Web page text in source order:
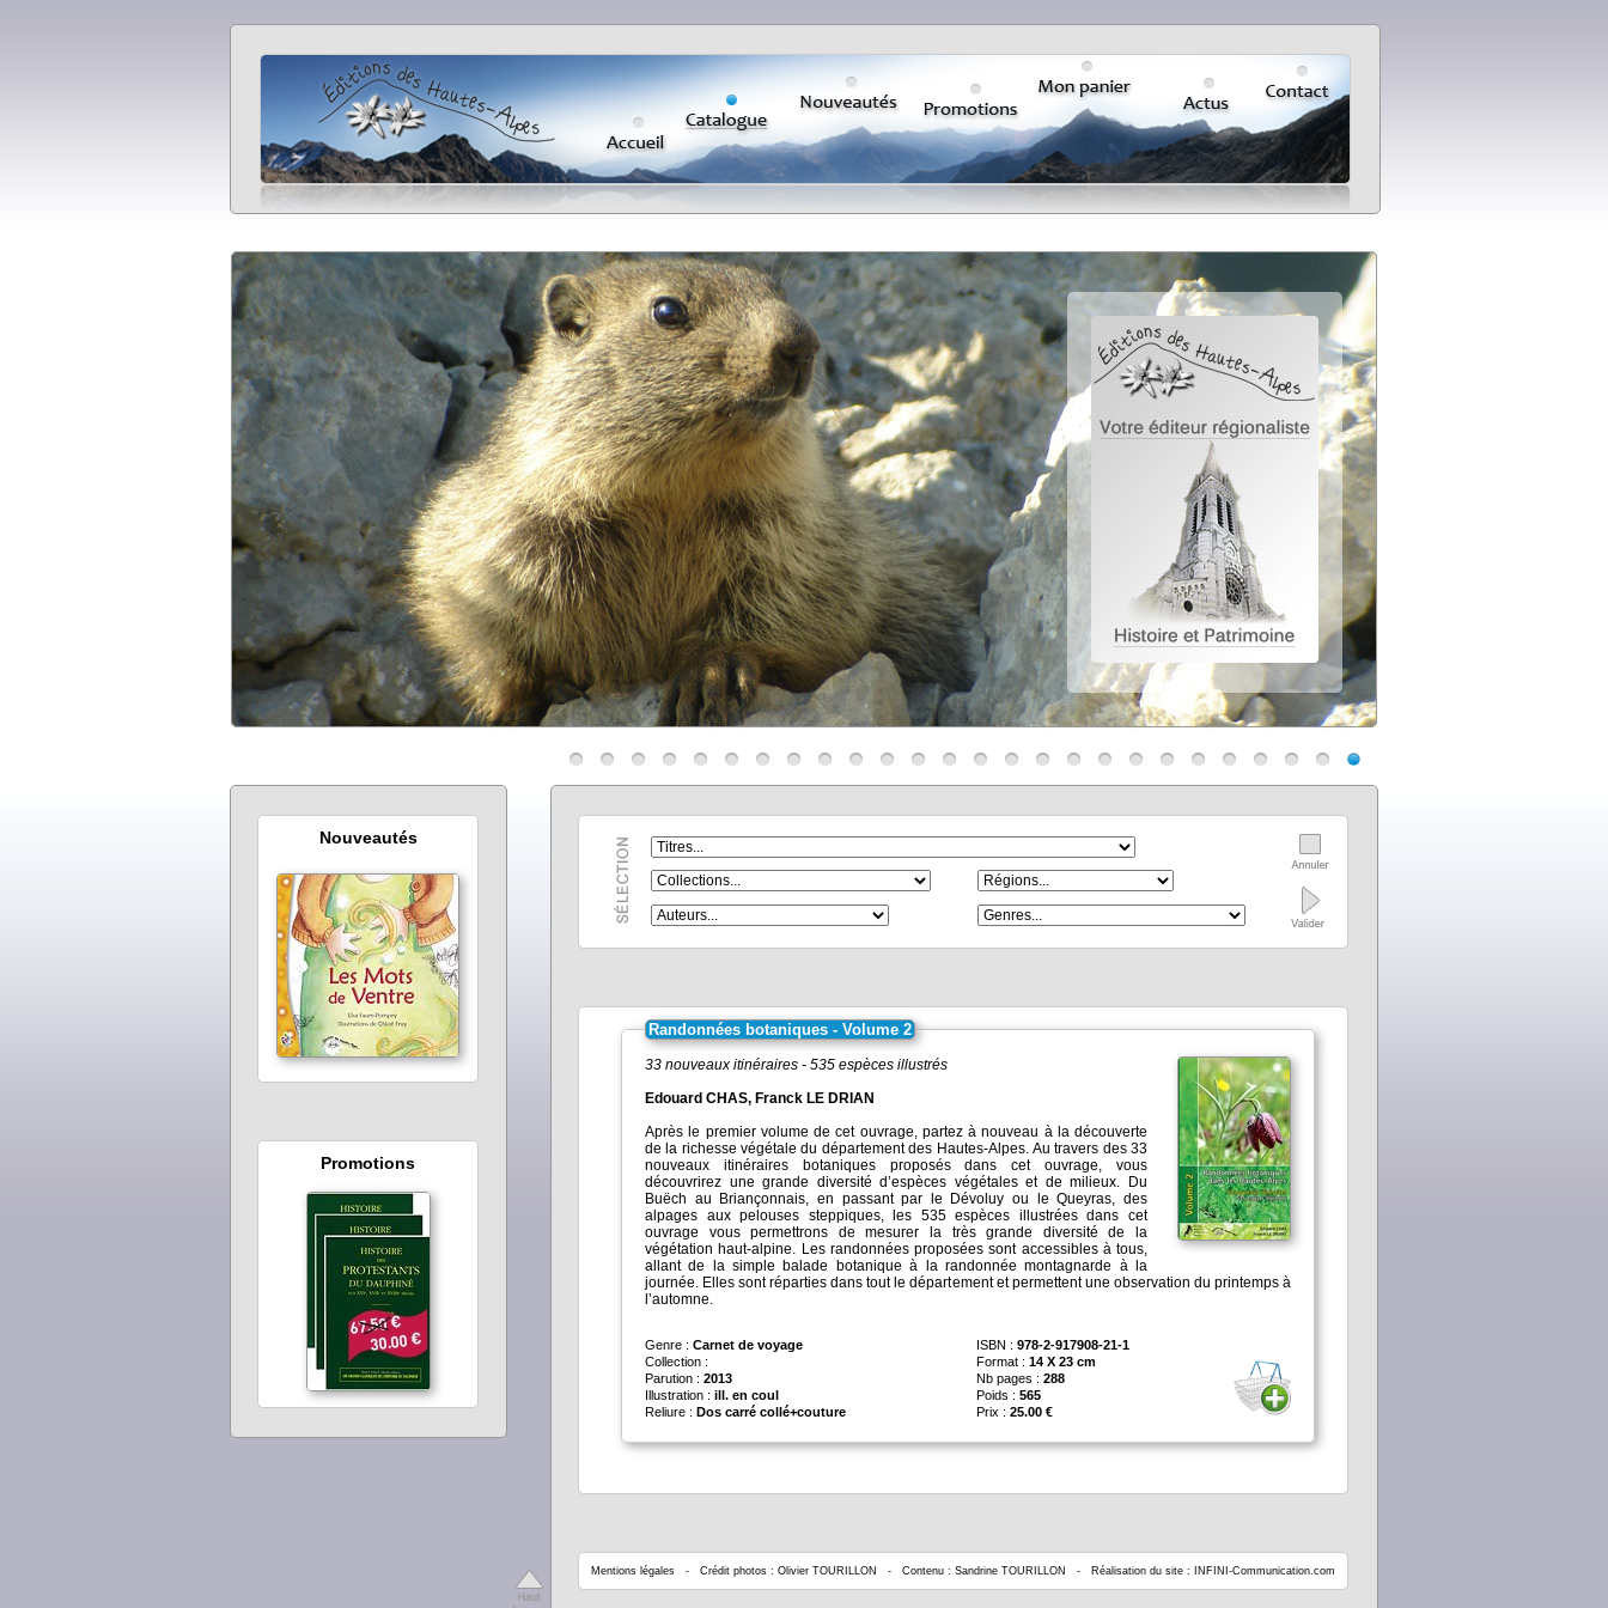
Randonnées botaniques - Volume 2
33 nouveaux itinéraires - 535 espèces illustrés
Edouard CHAS, Franck LE DRIAN
Après le premier volume de cet ouvrage, partez à nouveau à la découverte
de la richesse végétale du département des Hautes-Alpes. Au travers des 33
nouveaux itinéraires botaniques proposés dans cet ouvrage, vous
découvrirez une grande diversité d’espèces végétales et de milieux. Du
Buëch au Briançonnais, en passant par le Dévoluy ou le Queyras, des
alpages aux pelouses steppiques, les 535 espèces illustrées dans cet
ouvrage vous permettrons de mesurer la très grande diversité de la
végétation haut-alpine. Les randonnées proposées sont accessibles à tous,
allant de la simple balade botanique à la randonnée montagnarde à la
journée. Elles sont réparties dans tout le département et permettent une observation du printemps à
l’automne.
Genre : Carnet de voyage
Collection :
Parution : 2013
Illustration : ill. en coul
Reliure : Dos carré collé+couture
ISBN : 978-2-917908-21-1
Format : 14 X 23 cm
Nb pages : 288
Poids : 565
Prix : 25.00 €
Mentions légales - Crédit photos : Olivier TOURILLON - Contenu : Sandrine TOURILLON - Réalisation du site : INFINI-Communication.com
Nouveautés
Promotions